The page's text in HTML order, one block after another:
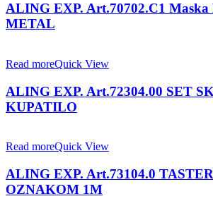
ALING EXP. Art.70702.C1
METAL
Read moreQuick View
ALING EXP. Art.72304.00 SET
KUPATILO
Read moreQuick View
ALING EXP. Art.73104.0
OZNAKOM 1M